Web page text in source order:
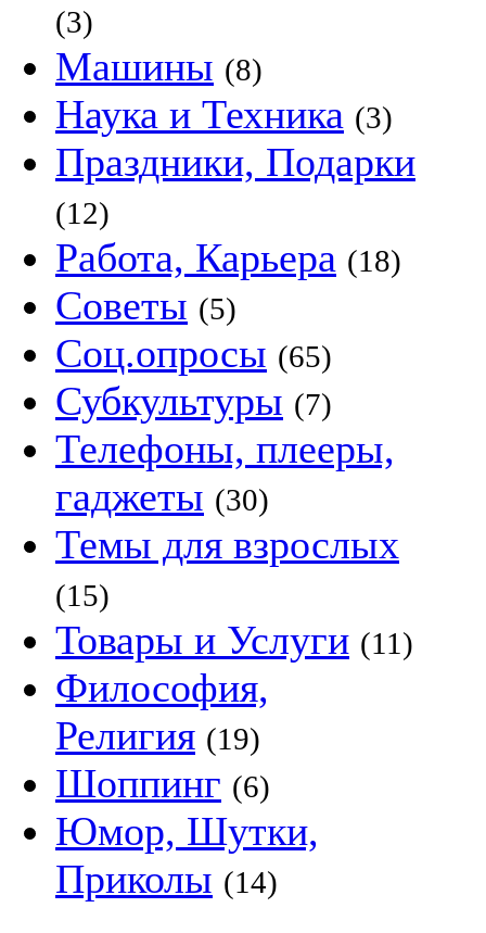
(3)
Машины (8)
Наука и Техника (3)
Праздники, Подарки
(12)
Работа, Карьера (18)
Советы (5)
Соц.опросы (65)
Субкультуры (7)
Телефоны, плееры,
гаджеты (30)
Темы для взрослых
(15)
Товары и Услуги (11)
Философия,
Религия (19)
Шоппинг (6)
Юмор, Шутки,
Приколы (14)